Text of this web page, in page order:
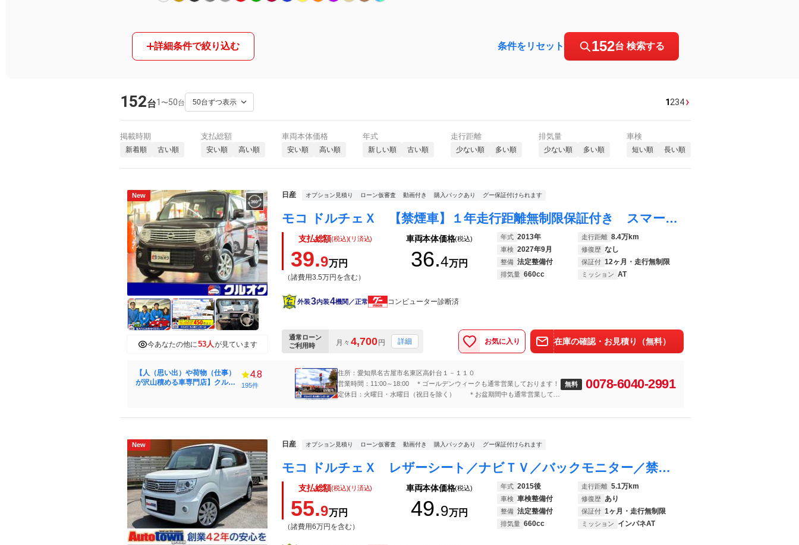
詳細条件で絞り込む 条件をリセット 152台 検索する
152台1 〜50台 1234›
掲載時期
新着順 古い順
支払総額
安い順 高い順
車両本体価格
安い順 高い順
年式
新しい順 古い順
走行距離
少ない順 多い順
排気量
少ない順 多い順
車検
短い順 長い順
New
今あなたの他に53人が見ています
日産 オプション見積り ローン仮審査 動画付き 購入パックあり グー保証付けられます
モコ ドルチェＸ 【禁煙車】１年走行距離無制限保証付き スマートキー フロントフォグランプ フルオートエアコン １４インチアルミホイール ナビ／フルセグＴＶ Ｂｌｕｅｔｏｏｔｈ接続 ステアリングスイッチ
支払総額(税込)(リ済込)
39.9万円
（諸費用3.5万円を含む）
車両本体価格(税込)
36.4万円
年式 2013年 走行距離 8.4万km
車検 2027年9月 修復歴 なし
整備 法定整備付 保証付 12ヶ月・走行無制限
排気量 660cc ミッション AT
外装3内装4機関／正常 コンピューター診断済
通常ローン
ご利用時
月々 4,700円 詳細 お気に入り 在庫の確認・お見積り（無料）
【人（思い出）や荷物（仕事）
が沢山積める車専門店】クルオ
4.8
195件
住所：愛知県名古屋市名東区高針台１－１１０
営業時間：11:00～18:00 ＊ゴールデンウィークも通常営業しております！
定休日：火曜日・水曜日（祝日を除く） ＊お盆期間中も通常営業してお
無料 0078-6040-2991
New 日産 オプション見積り ローン仮審査 動画付き 購入パックあり グー保証付けられます
モコ ドルチェＸ レザーシート／ナビＴＶ／バックモニター／禁煙／スマートキー／Ｂｌｕｅｔｏｏｔｈオーディオ／ＨＩＤヘッドライト／ＥＴＣ／フォグランプ／純正アルミ／オートエアコン／フルセグＴＶ／アイドリングストップ
支払総額(税込)(リ済込)
55.9万円
（諸費用6万円を含む）
車両本体価格(税込)
49.9万円
年式 2015後 走行距離 5.1万km
車検 車検整備付 修復歴 あり
整備 法定整備付 保証付 1ヶ月・走行無制限
排気量 660cc ミッション インパネAT